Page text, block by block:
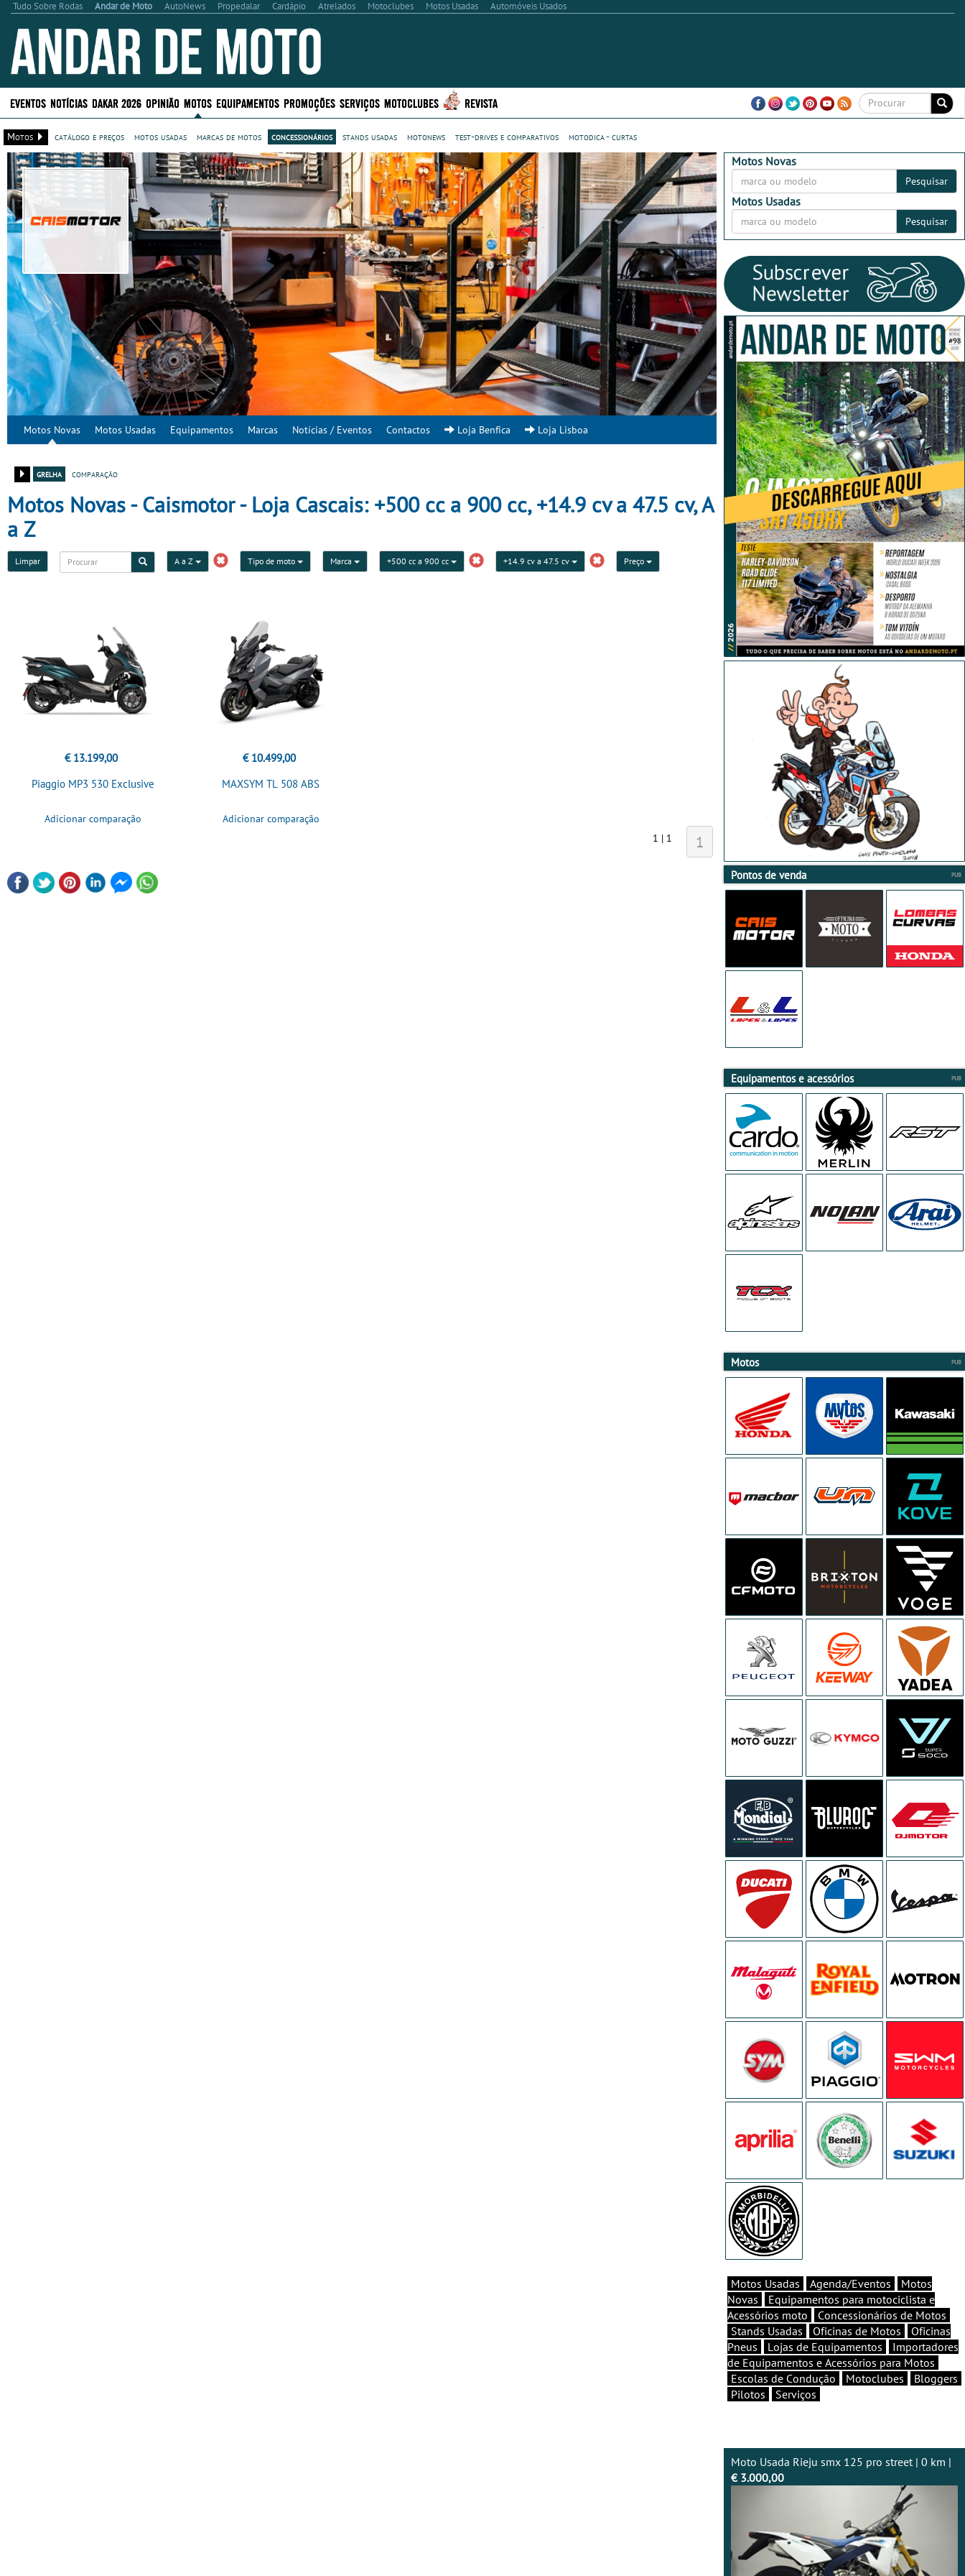
Tudo Sobre Rodas Andar de Moto AutoNews Propedalar Cardápio Atrelados Motoclubes Motos Usadas Automóveis Usados
EVENTOS NOTÍCIAS DAKAR 2026 OPINIÃO MOTOS EQUIPAMENTOS PROMOÇÕES SERVIÇOS MOTOCLUBES REVISTA
Motos catálogo e preços motos usadas marcas de motos concessionários stands usadas motonews test-drives e comparativos motodica - curtas
Motos Novas Motos Usadas Equipamentos Marcas Notícias / Eventos Contactos Loja Benfica Loja Lisboa
grelha comparação
Motos Novas - Caismotor - Loja Cascais: +500 cc a 900 cc, +14.9 cv a 47.5 cv, A
a Z
Limpar A a Z Tipo de moto Marca +500 cc a 900 cc +14.9 cv a 47.5 cv Preço
€ 13.199,00
Piaggio MP3 530 Exclusive
Adicionar comparação
€ 10.499,00
MAXSYM TL 508 ABS
Adicionar comparação
1 | 1
1
Motos Novas
Pesquisar
Motos Usadas
Pesquisar
Pontos de venda
Equipamentos e acessórios
Motos
Motos Usadas Agenda/Eventos
Motos
Novas
Equipamentos para motociclista e
Acessórios moto
Concessionários de Motos
Stands Usadas
Oficinas de Motos
Oficinas
Pneus
Lojas de Equipamentos
Importadores
de Equipamentos e Acessórios para Motos
Escolas de Condução
Motoclubes
Bloggers
Pilotos
Serviços
Moto Usada Rieju smx 125 pro street | 0 km |
€ 3.000,00